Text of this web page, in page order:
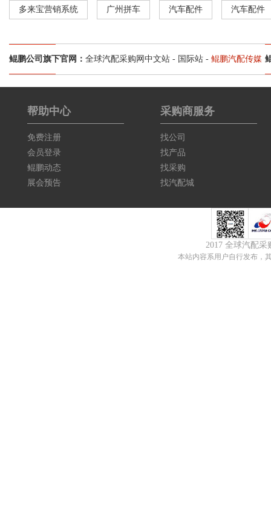
多来宝营销系统 广州拼车 汽车配件 汽车配件
鲲鹏公司旗下官网： 全球汽配采购网中文站 - 国际站 - 鲲鹏汽配传媒
帮助中心
免费注册
会员登录
鲲鹏动态
展会预告
采购商服务
找公司
找产品
找采购
找汽配城
2017 全球汽配
本站内容系用户自行发布，